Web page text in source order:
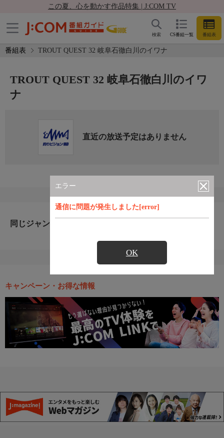
この夏、心を動かす作品特集 | J:COM TV
CS番組一覧 番組表
検索
番組表 TROUT QUEST 32 岐阜石徹白川のイワナ
エラー
通信に問題が発生しました[error]
OK
TROUT QUEST 32 岐阜石徹白川のイワ
ナ
直近の放送予定はありません
同じジャンルのおすすめ番組
キャンペーン・お得な情報